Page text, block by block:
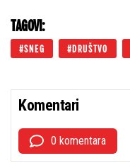
TAGOVI:
SNEG DRUŠTVO
Komentari
0 komentara